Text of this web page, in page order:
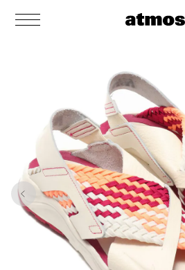
MEN
ウェア
アクセサリー
その他
シューズ
ブーツ
サンダル
その他
すべてのシューズ
ウェア
アウター
ソックス
アンダーウェア
バッグ
バックパック / リュック
ショルダー / メッセンジャーバッグ
トート / エコバッグ
クラッチ / セカンドバッグ
ウエストバッグ
その他
すべてのバッグ
アクセサリー
ポーチ / ウォレット
グッズ / アクセサリー
その他
すべてのアクセサリー
その他
シューケア / グッズ
おもちゃ / フィギュア
すべてのその他
WOMENS
ウェア
アクセサリー
その他
シューズ
ブーツ
サンダル / パンプス
その他
すべてのシューズ
ウェア
アウター
ワンピース
スカート
ソックス
アンダーウェア
バッグ
バックパック / リュック
ショルダー / メッセンジャーバッグ
トート / エコバッグ
クラッチ / セカンドバッグ
ウエストバッグ
その他
すべてのバッグ
アクセサリー
ポーチ / ウォレット
グッズ / アクセサリー
その他
すべてのアクセサリー
その他
シューケア / グッズ
おもちゃ / フィギュア
すべてのその他
1 10